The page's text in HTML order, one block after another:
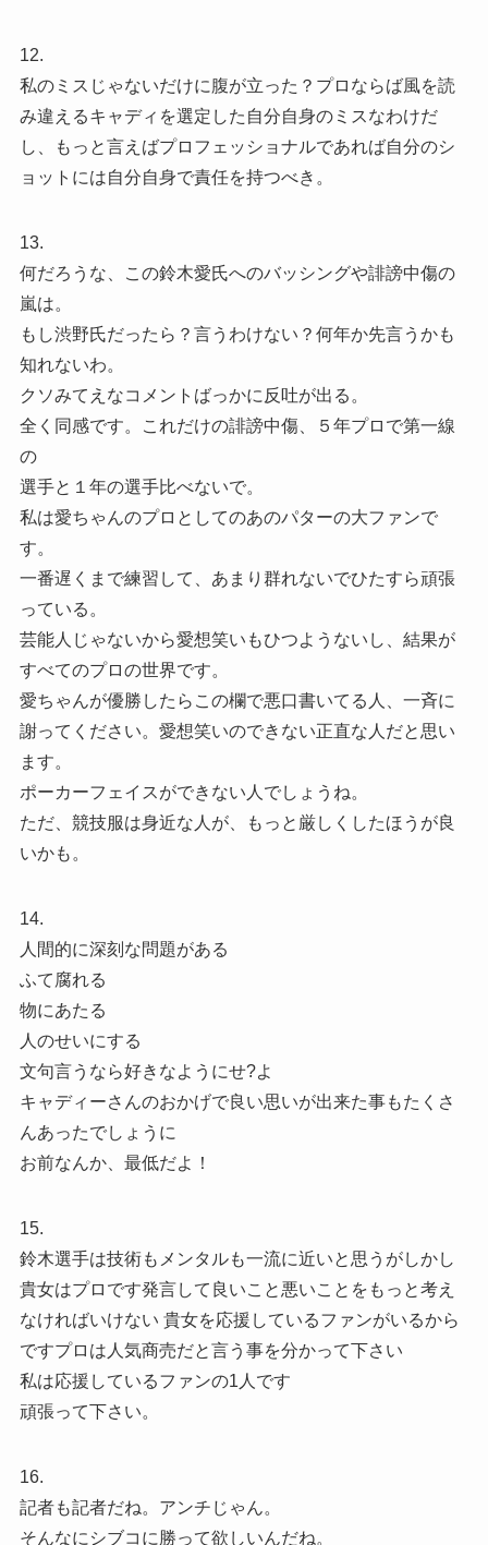
12.
私のミスじゃないだけに腹が立った？プロならば風を読
み違えるキャディを選定した自分自身のミスなわけだ
し、もっと言えばプロフェッショナルであれば自分のシ
ョットには自分自身で責任を持つべき。
13.
何だろうな、この鈴木愛氏へのバッシングや誹謗中傷の
嵐は。
もし渋野氏だったら？言うわけない？何年か先言うかも
知れないわ。
クソみてえなコメントばっかに反吐が出る。
全く同感です。これだけの誹謗中傷、５年プロで第一線
の
選手と１年の選手比べないで。
私は愛ちゃんのプロとしてのあのパターの大ファンで
す。
一番遅くまで練習して、あまり群れないでひたすら頑張
っている。
芸能人じゃないから愛想笑いもひつようないし、結果が
すべてのプロの世界です。
愛ちゃんが優勝したらこの欄で悪口書いてる人、一斉に
謝ってください。愛想笑いのできない正直な人だと思い
ます。
ポーカーフェイスができない人でしょうね。
ただ、競技服は身近な人が、もっと厳しくしたほうが良
いかも。
14.
人間的に深刻な問題がある
ふて腐れる
物にあたる
人のせいにする
文句言うなら好きなようにせ?よ
キャディーさんのおかげで良い思いが出来た事もたくさ
んあったでしょうに
お前なんか、最低だよ！
15.
鈴木選手は技術もメンタルも一流に近いと思うがしかし
貴女はプロです発言して良いこと悪いことをもっと考え
なければいけない 貴女を応援しているファンがいるから
ですプロは人気商売だと言う事を分かって下さい
私は応援しているファンの1人です
頑張って下さい。
16.
記者も記者だね。アンチじゃん。
そんなにシブコに勝って欲しいんだね。